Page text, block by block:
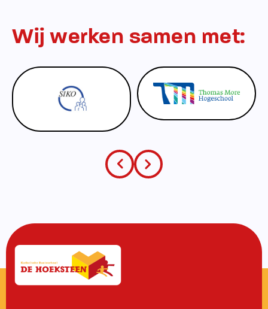
Wij werken samen met: